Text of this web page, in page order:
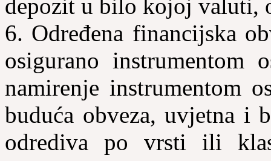
depozit u bilo kojoj valuti,
6. Određena financijska
osigurano instrumentom
namirenje instrumentom
buduća obveza, uvjetna i
odrediva po vrsti ili